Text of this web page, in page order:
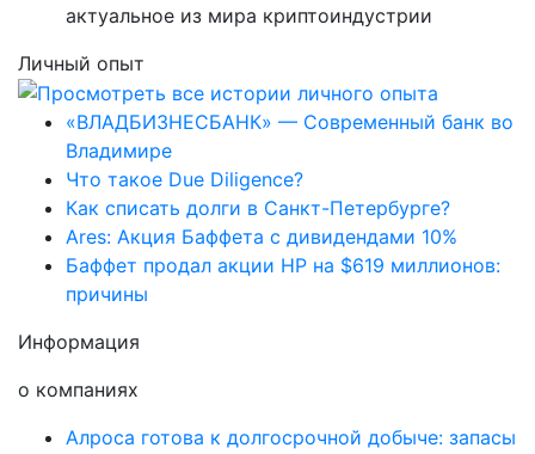
актуальное из мира криптоиндустрии
Личный опыт
«ВЛАДБИЗНЕСБАНК» — Современный банк во
Владимире
Что такое Due Diligence?
Как списать долги в Санкт-Петербурге?
Ares: Акция Баффета с дивидендами 10%
Баффет продал акции HP на $619 миллионов:
причины
Информация
о компаниях
Алроса готова к долгосрочной добыче: запасы